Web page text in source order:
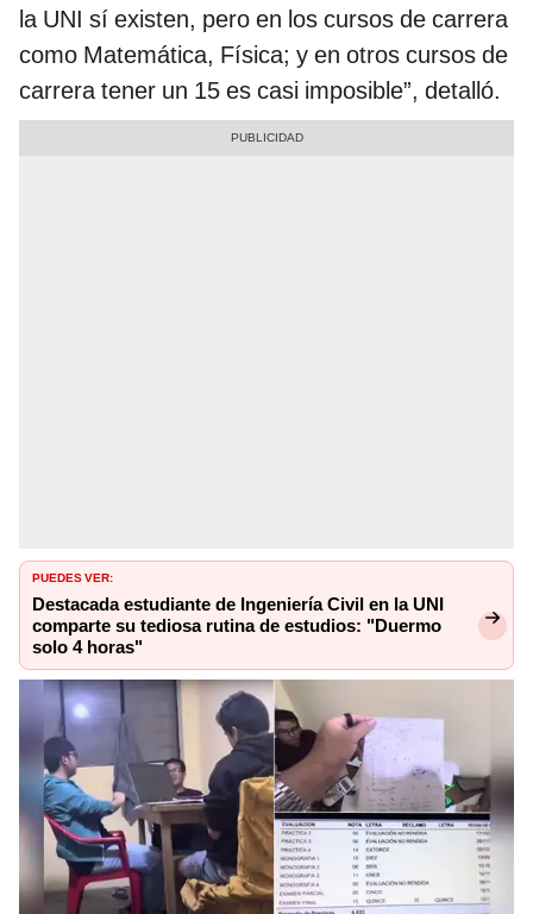
la UNI sí existen, pero en los cursos de carrera
como Matemática, Física; y en otros cursos de
carrera tener un 15 es casi imposible”, detalló.
PUEDES VER:
Destacada estudiante de Ingeniería Civil en la UNI
comparte su tediosa rutina de estudios: "Duermo
solo 4 horas"